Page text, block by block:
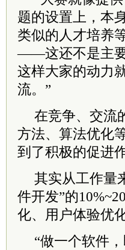
题的设置上，本
类似的人才培养
——这还不是主要
这样大家的动力
流。”
在竞争、交流
方法、算法优化
到了积极的促进作
其实从工作量
件开发”的
化、用户体验优
“做一个软件